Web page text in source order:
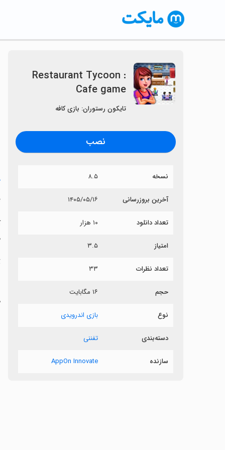
Restaurant Tycoon :
Cafe game
تایکون رستوران: بازی کافه
نصب
نسخه ۸.۵
آخرین بروزرسانی ۱۴۰۵/۰۵/۱۶
تعداد دانلود ۱۰ هزار
امتیاز ۳.۵
تعداد نظرات ۳۳
حجم ۱۶ مگابایت
نوع بازی اندرویدی
دسته‌بندی تفننی
سازنده AppOn Innovate